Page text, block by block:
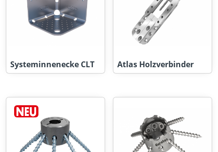
Systeminnenecke CLT Atlas Holzverbinder